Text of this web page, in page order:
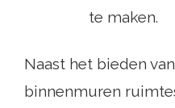
te maken.
Naast het bieden
binnenmuren